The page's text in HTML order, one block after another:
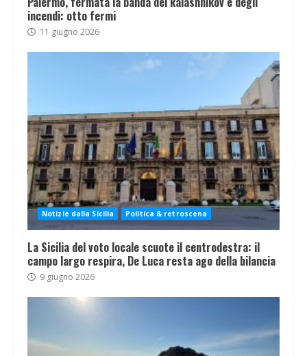
incendi: otto fermi
11 giugno 2026
Notizie dalla Sicilia Politica & retroscena
La Sicilia del voto locale scuote il centrodestra: il
campo largo respira, De Luca resta ago della bilancia
9 giugno 2026